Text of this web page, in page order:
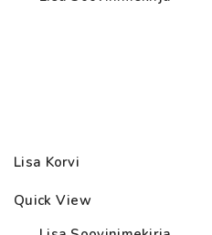
Lisa Korvi
Quick View